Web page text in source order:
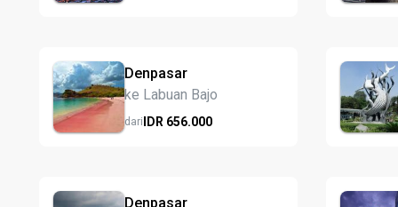
Denpasar
ke Labuan Bajo
dariIDR 656.000
Denpasar